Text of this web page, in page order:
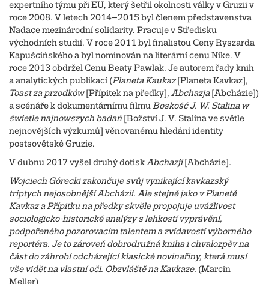
expertního týmu při EU, který šetřil okolnosti války v Gruzii v
roce 2008. V letech 2014–2015 byl členem představenstva
Nadace mezinárodní solidarity. Pracuje v Středisku
východních studií. V roce 2011 byl finalistou Ceny Ryszarda
Kapuścińského a byl nominován na literární cenu Nike. V
roce 2013 obdržel Cenu Beaty Pawlak. Je autorem řady knih
a analytických publikací (Planeta Kaukaz [Planeta Kavkaz] ,
Toast za przodków [Přípitek na předky] , Abchazja[Abcházie])
a scénáře k dokumentárnímu filmu Boskość J. W. Stalina w
świetle najnowszych badań [Božství J. V. Stalina ve světle
nejnovějších výzkumů] věnovanému hledání identity
postsovětské Gruzie.
V dubnu 2017 vyšel druhý dotisk Abchazji [Abcházie] .
Wojciech Górecki zakončuje svůj vynikající kavkazský
triptych nejosobnější Abcházií. Ale stejně jako v Planetě
Kavkaz a Přípitku na předky skvěle propojuje uvážlivost
sociologicko-historické analýzy s lehkostí vyprávění,
podpořeného pozorovacím talentem a zvídavostí výborného
reportéra. Je to zároveň dobrodružná kniha i chvalozpěv na
část do záhrobí odcházející klasické novinařiny, která musí
vše vidět na vlastní oči. Obzvláště na Kavkaze. (Marcin
Meller)